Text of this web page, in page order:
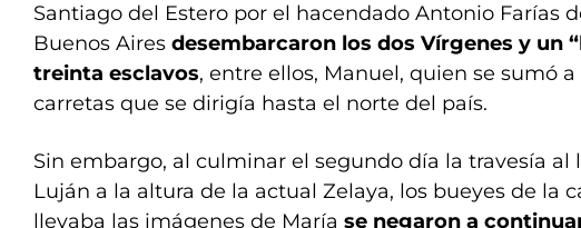
Santiago del Estero por el hacendado Antonio Farías
Buenos Aires desembarcaron los dos Vírgenes y un
treinta esclavos, entre ellos, Manuel, quien se sumó
carretas que se dirigía hasta el norte del país.
Sin embargo, al culminar el segundo día la travesía al
Luján a la altura de la actual Zelaya, los bueyes de la
llevaba las imágenes de María se negaron a